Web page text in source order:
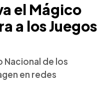
el Mágico
a los Juegos
de los
en redes